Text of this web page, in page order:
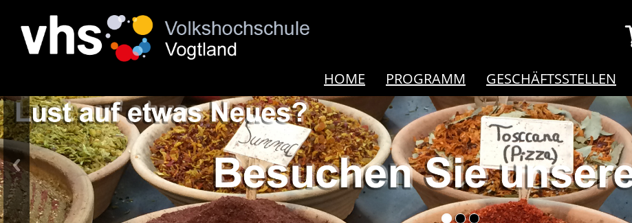
HOME PROGRAMM GESCHÄFTSSTELLEN